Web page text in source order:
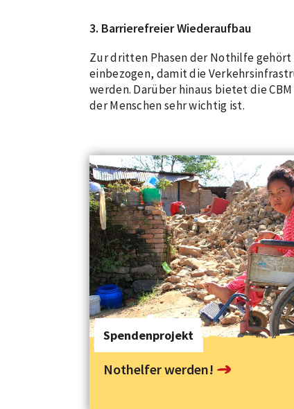
3. Barrierefreier Wiederaufbau
Zur dritten Phasen der Nothilfe
einbezogen, damit die
werden. Darüber hinaus bietet die
der Menschen sehr wichtig ist.
Spendenprojekt
Nothelfer werden!